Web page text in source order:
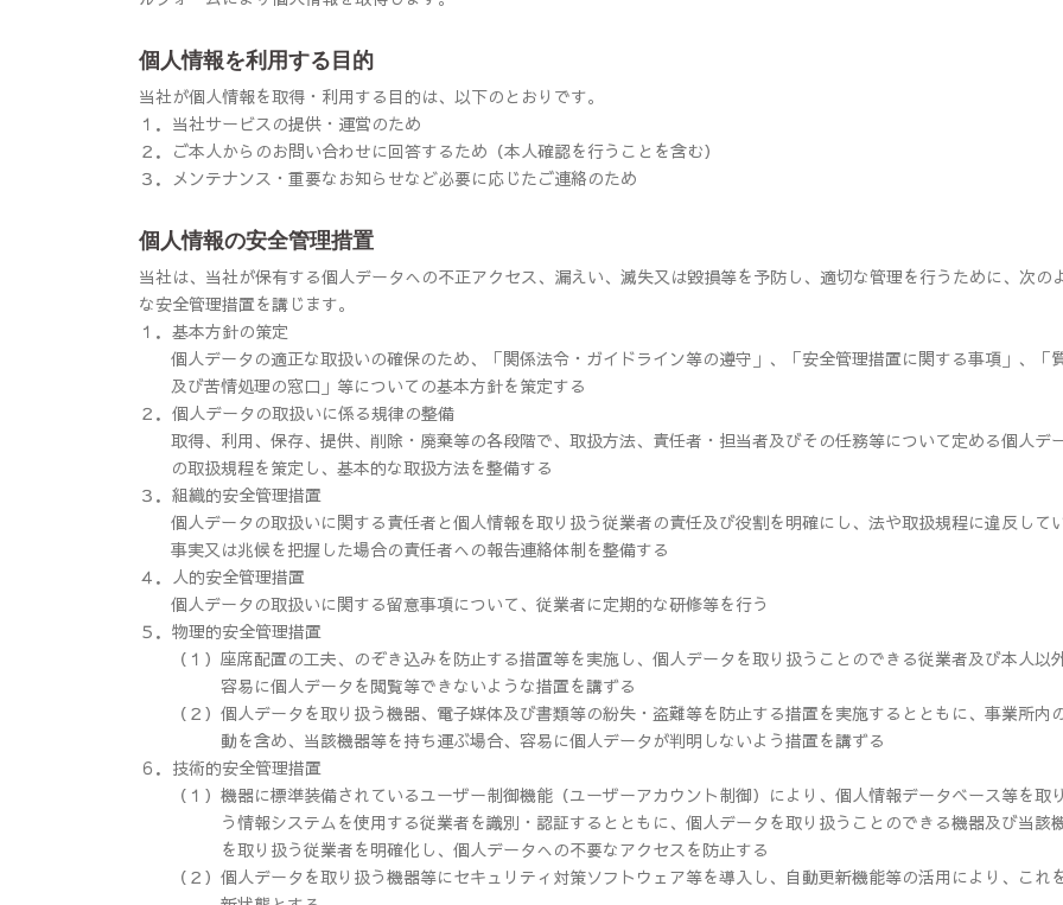
個人情報を利用する目的
当社が個人情報を取得・利用する目的は、以下のとおりです。
１． 当社サービスの提供・運営のため
２． ご本人からのお問い合わせに回答するため（本人確認を行うことを含む）
３． メンテナンス・重要なお知らせなど必要に応じたご連絡のため
個人情報の安全管理措置
当社は、当社が保有する個人データへの不正アクセス、漏えい、滅失又は毀損等を予防し、適切な管理を行うために、次の
な安全管理措置を講じます。
１．基本方針の策定
個人データの適正な取扱いの確保のため、「関係法令・ガイドライン等の遵守」、「安全管理措置に関する事項」、「
及び苦情処理の窓口」等についての基本方針を策定する
２．個人データの取扱いに係る規律の整備
取得、利用、保存、提供、削除・廃棄等の各段階で、取扱方法、責任者・担当者及びその任務等について定める個人デ
の取扱規程を策定し、基本的な取扱方法を整備する
３．組織的安全管理措置
個人データの取扱いに関する責任者と個人情報を取り扱う従業者の責任及び役割を明確にし、法や取扱規程に違反して
事実又は兆候を把握した場合の責任者への報告連絡体制を整備する
４．人的安全管理措置
個人データの取扱いに関する留意事項について、従業者に定期的な研修等を行う
５．物理的安全管理措置
（１） 座席配置の工夫、のぞき込みを防止する措置等を実施し、個人データを取り扱うことのできる従業者及び本人以
容易に個人データを閲覧等できないような措置を講ずる
（２） 個人データを取り扱う機器、電子媒体及び書類等の紛失・盗難等を防止する措置を実施するとともに、事業所内
動を含め、当該機器等を持ち運ぶ場合、容易に個人データが判明しないよう措置を講ずる
６．技術的安全管理措置
（１） 機器に標準装備されているユーザー制御機能（ユーザーアカウント制御）により、個人情報データベース等を取
う情報システムを使用する従業者を識別・認証するとともに、個人データを取り扱うことのできる機器及び当該
を取り扱う従業者を明確化し、個人データへの不要なアクセスを防止する
（２） 個人データを取り扱う機器等にセキュリティ対策ソフトウェア等を導入し、自動更新機能等の活用により、これ